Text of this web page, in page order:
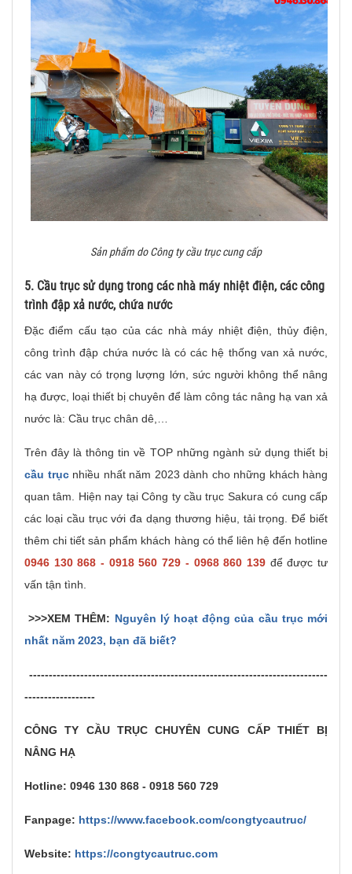
Sản phẩm do Công ty cầu trục cung cấp
5. Cầu trục sử dụng trong các nhà máy nhiệt điện, các công
trình đập xả nước, chứa nước
Đặc điểm cấu tạo của các nhà máy nhiệt điện, thủy điện,
công trình đập chứa nước là có các hệ thống van xả nước,
các van này có trọng lượng lớn, sức người không thể nâng
hạ được, loại thiết bị chuyên để làm công tác nâng hạ van xả
nước là: Cầu trục chân dê,…
Trên đây là thông tin về TOP những ngành sử dụng thiết bị
cầu trụcnhiều nhất năm 2023 dành cho những khách hàng
quan tâm. Hiện nay tại Công ty cầu trục Sakura có cung cấp
các loại cầu trục với đa dạng thương hiệu, tải trọng. Để biết
thêm chi tiết sản phẩm khách hàng có thể liên hệ đến hotline
0946 130 868 - 0918 560 729 - 0968 860 139để được tư
vấn tận tình.
>>>XEM THÊM: Nguyên lý hoạt động của cầu trục mới
nhất năm 2023, bạn đã biết?
----------------------------------------------------------------------------
------------------
CÔNG TY CẦU TRỤC CHUYÊN CUNG CẤP THIẾT BỊ
NÂNG HẠ
Hotline: 0946 130 868 - 0918 560 729
Fanpage: https://www.facebook.com/congtycautruc/
Website: https://congtycautruc.com